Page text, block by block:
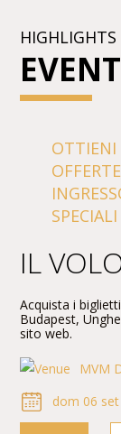
OTTIENI
SPECIALI
IL
Acquista i
Budapest,
sito web.
MVM
dom 06